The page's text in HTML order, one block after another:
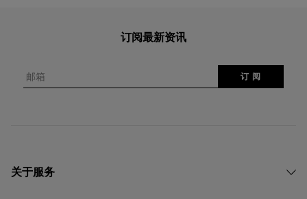
订阅最新资讯
邮箱 订 阅
关于服务